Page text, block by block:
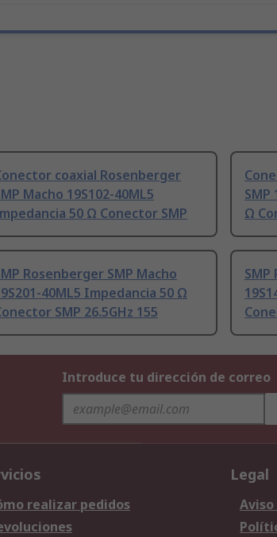
coaxial Rosenberger
Macho 19S102-40ML5
50 Ω Conector SMP
SMP
Ω
Rosenberger SMP Macho
40ML5 Impedancia 50 Ω
SMP 26.5GHz 155
SMP
Introduce tu dirección de correo
realizar pedidos
Legal